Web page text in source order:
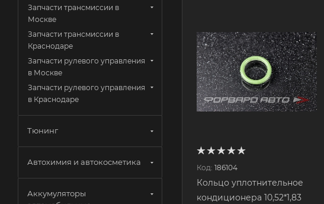
Код: 186104
Кольцо уплотнительное
кондиционера 10,52*1,83
Запчасти трансмиссии в
Москве
Запчасти трансмиссии в
Краснодаре
Запчасти рулевого управления
в Москве
Запчасти рулевого управления
в Краснодаре
Тюнинг
Автохимия и автокосметика
Аккумуляторы